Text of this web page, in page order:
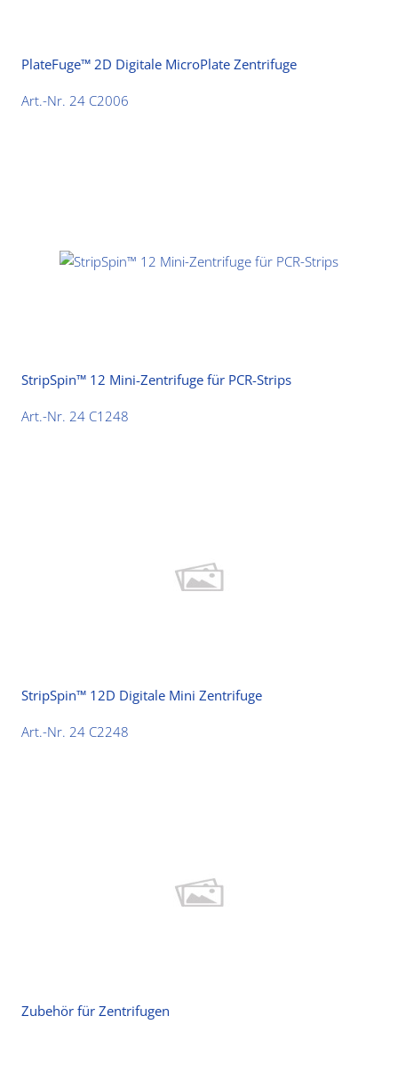
PlateFuge™ 2D Digitale MicroPlate Zentrifuge
Art.-Nr. 24 C2006
StripSpin™ 12 Mini-Zentrifuge für PCR-Strips
Art.-Nr. 24 C1248
StripSpin™ 12D Digitale Mini Zentrifuge
Art.-Nr. 24 C2248
Zubehör für Zentrifugen